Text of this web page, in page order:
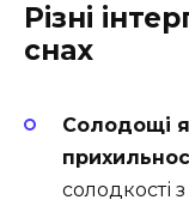
Різні
снах
Солодощі
солодкості